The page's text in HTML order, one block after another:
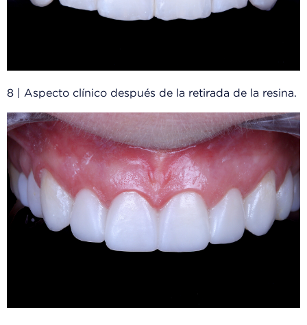
8 | Aspecto clínico después de la retirada de la resina.